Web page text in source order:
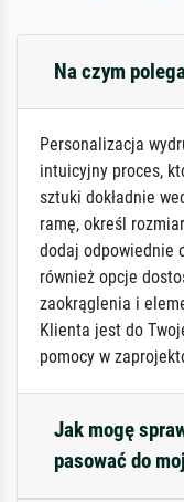
Na czym
Personalizacja
intuicyjny proces,
sztuki dokładnie
ramę, określ
dodaj odpowiednie
również opcje
zaokrąglenia i
Klienta jest do
pomocy w
Jak mogę
pasować do